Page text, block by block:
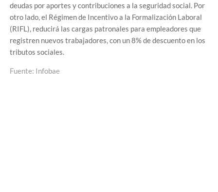
deudas por aportes y contribuciones a la seguridad social. Por
otro lado, el Régimen de Incentivo a la Formalización Laboral
(RIFL), reducirá las cargas patronales para empleadores que
registren nuevos trabajadores, con un 8% de descuento en los
tributos sociales.
Fuente: Infobae